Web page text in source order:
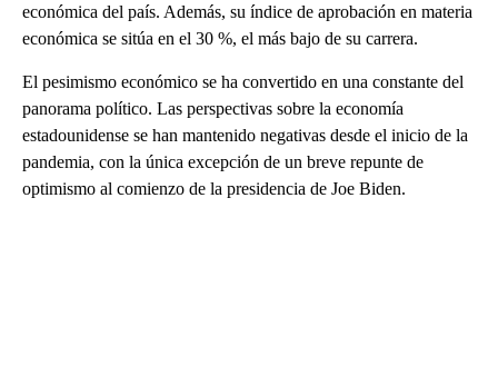
económica del país. Además, su índice de aprobación en materia
económica se sitúa en el 30 %, el más bajo de su carrera.
El pesimismo económico se ha convertido en una constante del
panorama político. Las perspectivas sobre la economía
estadounidense se han mantenido negativas desde el inicio de la
pandemia, con la única excepción de un breve repunte de
optimismo al comienzo de la presidencia de Joe Biden.